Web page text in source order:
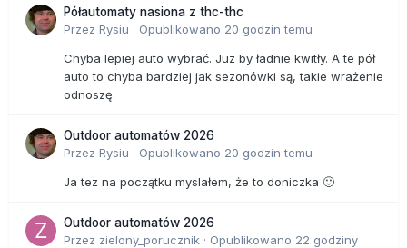
Półautomaty nasiona z thc-thc
Przez Rysiu · Opublikowano 20 godzin temu
Chyba lepiej auto wybrać. Juz by ładnie kwitły. A te pół
auto to chyba bardziej jak sezonówki są, takie wrażenie
odnoszę.
Outdoor automatów 2026
Przez Rysiu · Opublikowano 20 godzin temu
Ja tez na początku myslałem, że to doniczka 🙂
Outdoor automatów 2026
Przez zielony_porucznik · Opublikowano 22 godziny